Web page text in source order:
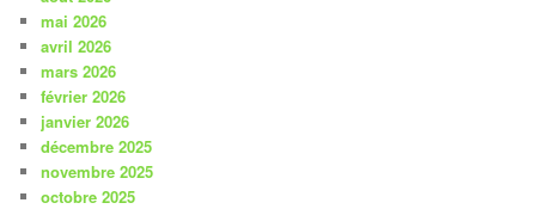
mai 2026
avril 2026
mars 2026
février 2026
janvier 2026
décembre 2025
novembre 2025
octobre 2025